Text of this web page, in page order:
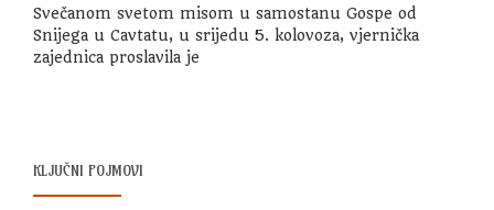
Svečanom svetom misom u samostanu Gospe od
Snijega u Cavtatu, u srijedu 5. kolovoza, vjernička
zajednica proslavila je
KLJUČNI POJMOVI